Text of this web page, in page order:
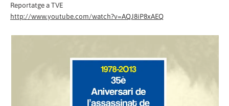
Reportatge a TVE
http://www.youtube.com/watch?v=AQJ8iP8xAEQ